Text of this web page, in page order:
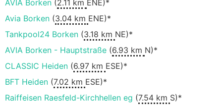
AVIA Borken (2.11 km ENE)*
Avia Borken (3.04 km ENE)*
Tankpool24 Borken (3.18 km NE)*
AVIA Borken - Hauptstraße (6.93 km N)*
CLASSIC Heiden (6.97 km ESE)*
BFT Heiden (7.02 km ESE)*
Raiffeisen Raesfeld-Kirchhellen eg (7.54 km S)*